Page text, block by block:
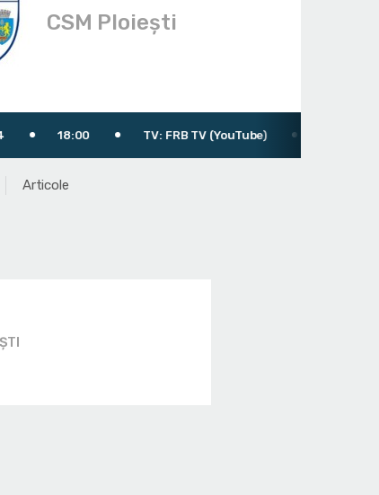
CSM Ploiești
TV: FRB TV (YouTube) Arbitru: Faur Alin
Articole